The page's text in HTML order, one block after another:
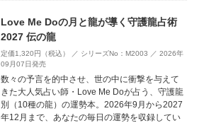
Love Me Doの月と龍が導く守護龍占術
2027 伝の龍
定価1,320円（税込） ／ シリーズNo：M2003 ／ 2026年
09月07日発売
数々の予言を的中させ、世の中に衝撃を与えて
きた大人気占い師・Love Me Doが占う、守護龍
別（10種の龍）の運勢本。2026年9月から2027
年12月まで、あなたの毎日の運勢を収録してい